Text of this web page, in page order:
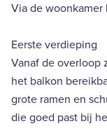
Via de
Eerste verdieping
Vanaf de overloop
het balkon
grote ramen en
die goed past bij